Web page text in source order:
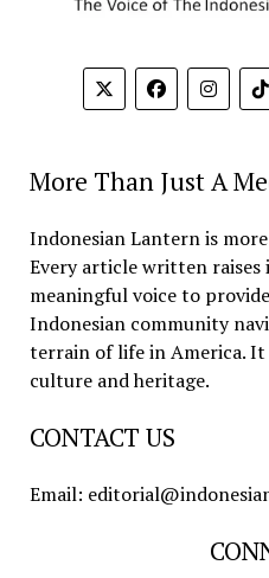
More Than Just A
Indonesian Lantern is
Every article written raises
meaningful voice to
Indonesian community
terrain of life in America.
culture and heritage.
CONTACT US
Email: